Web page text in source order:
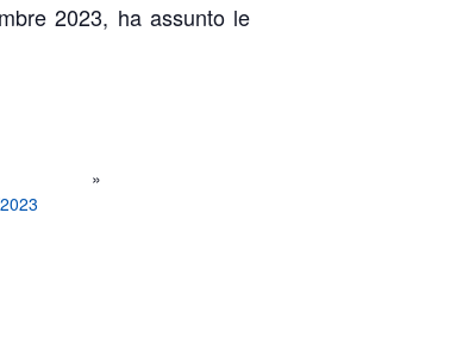
2023, ha assunto le
»